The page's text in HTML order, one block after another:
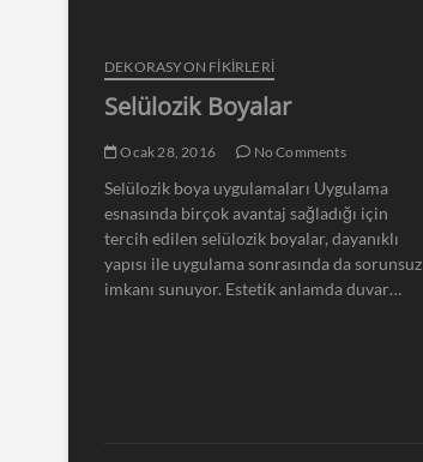
DEKORASYON FİKİRLERİ
Selülozik Boyalar
Ocak 28, 2016 No Comments
Selülozik boya uygulamaları Uygulama
esnasında birçok avantaj sağladığı için
tercih edilen selülozik boyalar, dayanıklı
yapısı ile uygulama sonrasında da sorunsuz
imkanı sunuyor. Estetik anlamda duvar…